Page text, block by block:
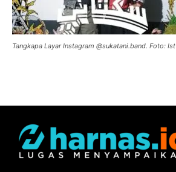
Tangkapa Layar Instagram @sukatani.band. Foto: Ist